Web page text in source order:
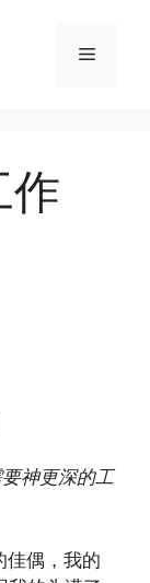
Menu
作
神更深的工
偶，我的